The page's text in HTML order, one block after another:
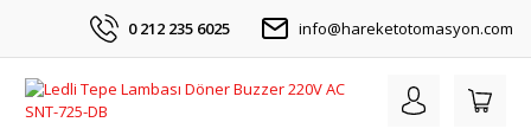
0 212 235 6025 info@hareketotomasyon.com